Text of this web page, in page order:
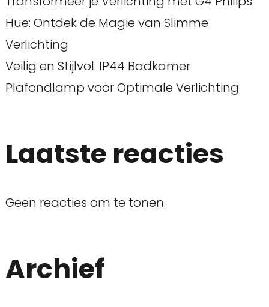
Hue: Ontdek de Magie van Slimme
Verlichting
Veilig en Stijlvol: IP44 Badkamer
Plafondlamp voor Optimale Verlichting
Laatste reacties
Geen reacties om te tonen.
Archief